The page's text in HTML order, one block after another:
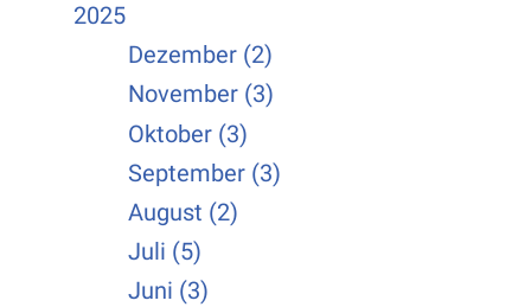
2025
Dezember (2)
November (3)
Oktober (3)
September (3)
August (2)
Juli (5)
Juni (3)